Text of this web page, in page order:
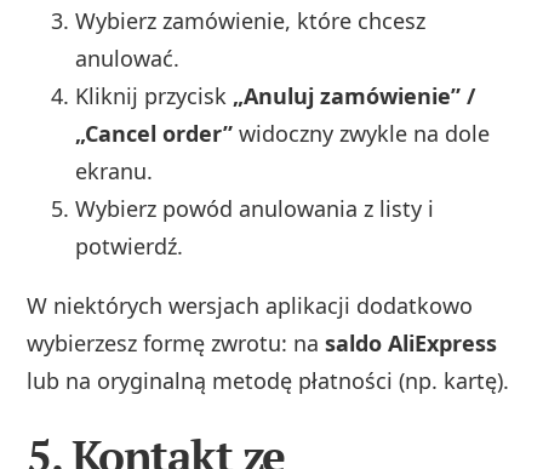
Wybierz zamówienie, które chcesz
anulować.
Kliknij przycisk „Anuluj zamówienie” /
„Cancel order” widoczny zwykle na dole
ekranu.
Wybierz powód anulowania z listy i
potwierdź.
W niektórych wersjach aplikacji dodatkowo
wybierzesz formę zwrotu: nasaldo AliExpress
lub na oryginalną metodę płatności (np. kartę).
5. Kontakt ze